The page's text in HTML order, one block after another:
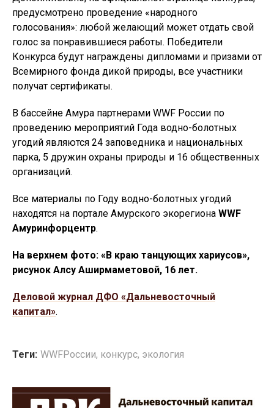
предусмотрено проведение «народного
голосования»: любой желающий может отдать свой
голос за понравившиеся работы. Победители
Конкурса будут награждены дипломами и призами от
Всемирного фонда дикой природы, все участники
получат сертификаты.
В бассейне Амура партнерами WWF России по
проведению мероприятий Года водно-болотных
угодий являются 24 заповедника и национальных
парка, 5 дружин охраны природы и 16 общественных
организаций.
Все материалы по Году водно-болотных угодий
находятся на портале Амурского экорегиона WWF
Амуринфорцентр.
На верхнем фото: «В краю танцующих хариусов»,
рисунок Алсу Аширмаметовой, 16 лет.
Деловой журнал ДФО «Дальневосточный
капитал».
Теги: WWFРоссии, конкурс, экология